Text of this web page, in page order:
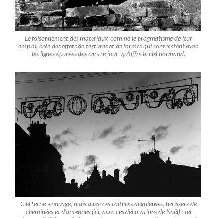
Le foisonnement des matériaux, comme le pragmatisme de leur
emploi, crée des effets de textures et de formes qui contrastent avec
les lignes épurées des contre-jour qu’offre le ciel normand.
Ciel terne, ennuagé, mais aussi ces toitures anguleuses, hérissées de
cheminées et d’antennes (ici, avec ces décorations de Noël) : tel